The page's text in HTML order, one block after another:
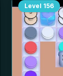
Level 156